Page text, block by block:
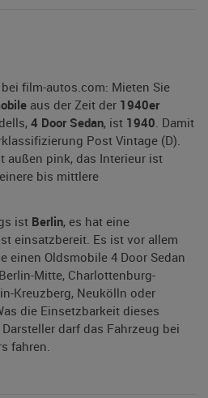
film-autos.com: Mieten Sie
aus der Zeit der 1940er
4 Door Sedan, ist 1940. Damit
Post Vintage (D).
außen pink, das Interieur ist
bis mittlere
ist Berlin, es hat eine
einsatzbereit. Es ist vor allem
einen Oldsmobile 4 Door Sedan
Mitte, Charlottenburg-
Kreuzberg, Neukölln oder
die Einsetzbarkeit dieses
darf das Fahrzeug bei
fahren.